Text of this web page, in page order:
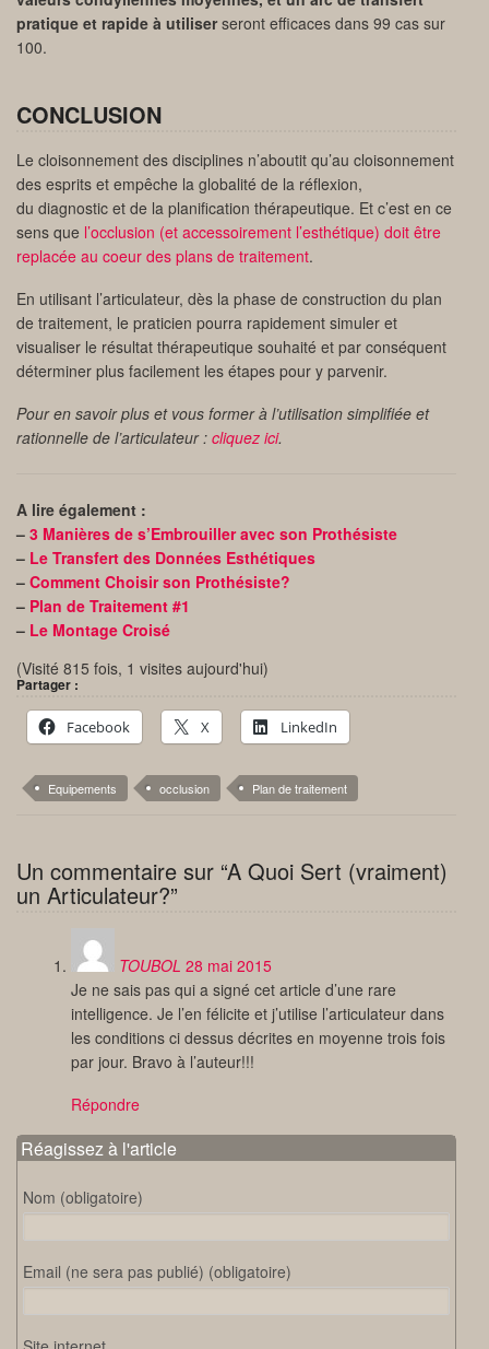
pratique et rapide à utiliserseront efficaces dans 99 cas sur
100.
CONCLUSION
Le cloisonnement des disciplines n’aboutit qu’au cloisonnement
des esprits et empêche la globalité de la réflexion,
du diagnostic et de la planification thérapeutique. Et c’est en ce
sens que l’occlusion (et accessoirement l’esthétique) doit être
replacée au coeur des plans de traitement.
En utilisant l’articulateur, dès la phase de construction du plan
de traitement, le praticien pourra rapidement simuler et
visualiser le résultat thérapeutique souhaité et par conséquent
déterminer plus facilement les étapes pour y parvenir.
Pour en savoir plus et vous former à l’utilisation simplifiée et
rationnelle de l’articulateur : cliquez ici.
A lire également :
– 3 Manières de s’Embrouiller avec son Prothésiste
– Le Transfert des Données Esthétiques
– Comment Choisir son Prothésiste?
– Plan de Traitement #1
– Le Montage Croisé
(Visité 815 fois, 1 visites aujourd'hui)
Partager :
Facebook X LinkedIn
Equipements occlusion Plan de traitement
Un commentaire sur “A Quoi Sert (vraiment)
un Articulateur?”
TOUBOL 28 mai 2015
Je ne sais pas qui a signé cet article d’une rare
intelligence. Je l’en félicite et j’utilise l’articulateur dans
les conditions ci dessus décrites en moyenne trois fois
par jour. Bravo à l’auteur!!!
Répondre
Réagissez à l'article
Nom (obligatoire)
Email (ne sera pas publié) (obligatoire)